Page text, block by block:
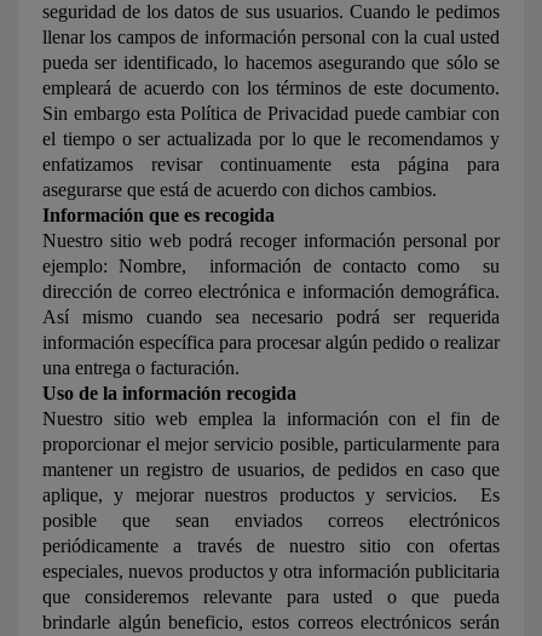
seguridad de los datos de sus usuarios. Cuando le pedimos
llenar los campos de información personal con la cual usted
pueda ser identificado, lo hacemos asegurando que sólo se
empleará de acuerdo con los términos de este documento.
Sin embargo esta Política de Privacidad puede cambiar con
el tiempo o ser actualizada por lo que le recomendamos y
enfatizamos revisar continuamente esta página para
asegurarse que está de acuerdo con dichos cambios.
Información que es recogida
Nuestro sitio web podrá recoger información personal por
ejemplo: Nombre, información de contacto como su
dirección de correo electrónica e información demográfica.
Así mismo cuando sea necesario podrá ser requerida
información específica para procesar algún pedido o realizar
una entrega o facturación.
Uso de la información recogida
Nuestro sitio web emplea la información con el fin de
proporcionar el mejor servicio posible, particularmente para
mantener un registro de usuarios, de pedidos en caso que
aplique, y mejorar nuestros productos y servicios. Es
posible que sean enviados correos electrónicos
periódicamente a través de nuestro sitio con ofertas
especiales, nuevos productos y otra información publicitaria
que consideremos relevante para usted o que pueda
brindarle algún beneficio, estos correos electrónicos serán